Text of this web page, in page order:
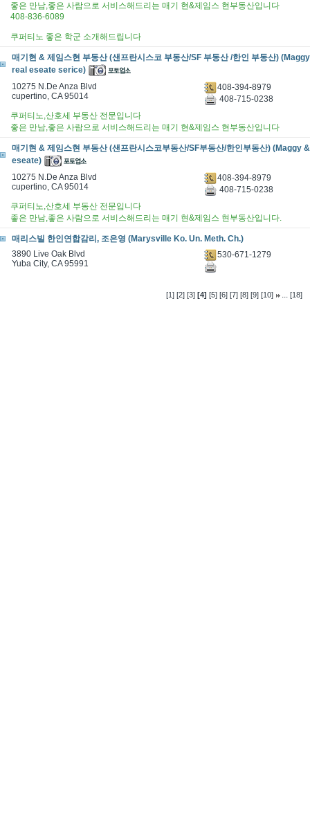
좋은 만남,좋은 사람으로 서비스해드리는 매기 현&제임스 현부동산입니다
408-836-6089
쿠퍼티노 좋은 학군 소개해드립니다
매기현 & 제임스현 부동산 (샌프란시스코 부동산/SF 부동산 /한인 부동산)
real eseate serice)
10275 N.De Anza Blvd
cupertino, CA 95014
408-394-8979
408-715-0238
쿠퍼티노,산호세 부동산 전문입니다
좋은 만남,좋은 사람으로 서비스해드리는 매기 현&제임스 현부동산입니다
매기현 & 제임스현 부동산 (샌프란시스코부동산/SF부동산/한인부동산) (Maggy
eseate)
10275 N.De Anza Blvd
cupertino, CA 95014
408-394-8979
408-715-0238
쿠퍼티노,산호세 부동산 전문입니다
좋은 만남,좋은 사람으로 서비스해드리는 매기 현&제임스 현부동산입니다.
매리스빌 한인연합감리, 조은영 (Marysville Ko. Un. Meth. Ch.)
3890 Live Oak Blvd
Yuba City, CA 95991
530-671-1279
[1] [2] [3] [4] [5] [6] [7] [8] [9] [10] ...[18]